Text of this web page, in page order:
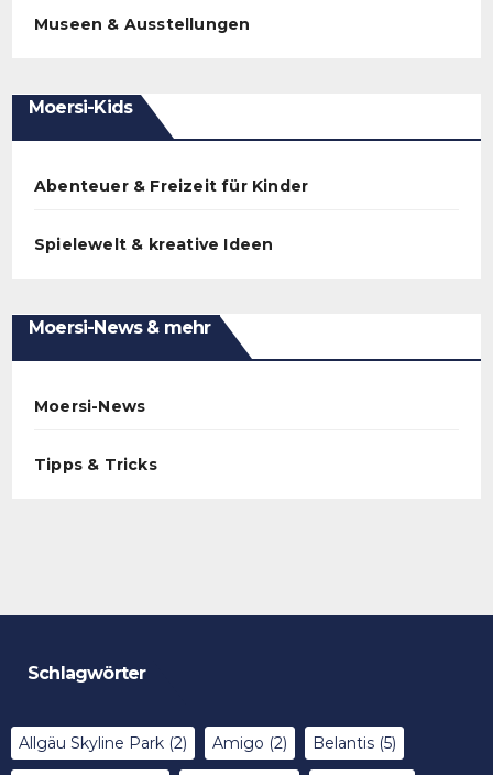
Museen & Ausstellungen
Moersi-Kids
Abenteuer & Freizeit für Kinder
Spielewelt & kreative Ideen
Moersi-News & mehr
Moersi-News
Tipps & Tricks
Schlagwörter
Allgäu Skyline Park (2) Amigo (2) Belantis (5)